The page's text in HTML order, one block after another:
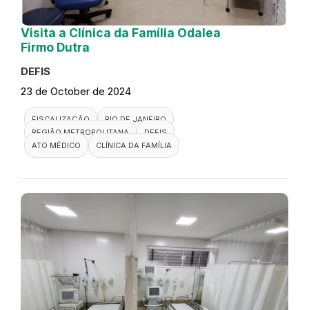
Visita a Clínica da Família Odalea
Firmo Dutra
DEFIS
23 de October de 2024
FISCALIZAÇÃO
RIO DE JANEIRO
REGIÃO METROPOLITANA
DEFIS
ATO MÉDICO
CLÍNICA DA FAMÍLIA